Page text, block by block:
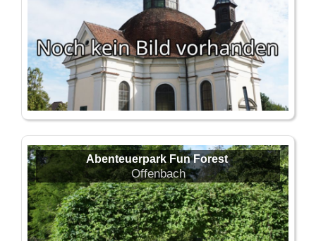
Abenteuerpark Fun Forest
Offenbach